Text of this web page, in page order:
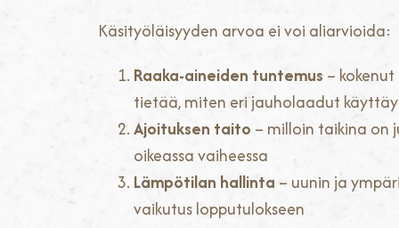
Käsityöläisyyden arvoa ei voi aliarvioida:
Raaka-aineiden tuntemus –
tietää, miten eri jauholaadut
Ajoituksen taito – milloin taikina on
oikeassa vaiheessa
Lämpötilan hallinta – uunin ja
vaikutus lopputulokseen